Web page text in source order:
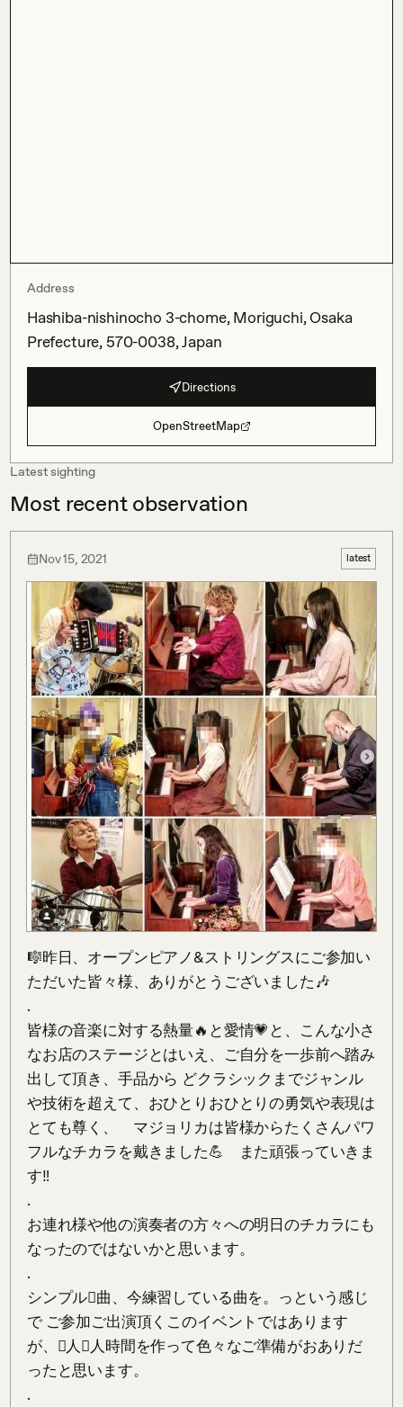
Address
Hashiba-nishinocho 3-chome, Moriguchi, Osaka
Prefecture, 570-0038, Japan
Directions
OpenStreetMap
Latest sighting
Most recent observation
Nov 15, 2021 latest
🎼昨日、オープンピアノ&ストリングスにご参加い
ただいた皆々様、ありがとうございました🎶
.
皆様の音楽に対する熱量🔥と愛情💗と、こんな小さ
なお店のステージとはいえ、ご自分を一歩前へ踏み
出して頂き、手品から どクラシックまでジャンル
や技術を超えて、おひとりおひとりの勇気や表現は
とても尊く、　マジョリカは皆様からたくさんパワ
フルなチカラを戴きました💪　また頑張っていきま
す‼
.
お連れ様や他の演奏者の方々への明日のチカラにも
なったのではないかと思います。
.
シンプル𰚱曲、今練習している曲を。っという感じ
で ご参加ご出演頂くこのイベントではあります
が、𰒡人𰒡人時間を作って色々なご準備がおありだ
ったと思います。
.